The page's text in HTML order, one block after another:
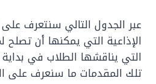
عبر الجدول التالي سنتعرف
الإذاعية التي يمكنها أن
التي يناقشها الطلاب في
تلك المقدمات ما سنعرف على